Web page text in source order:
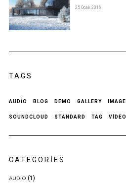
25 Ocak 2016
TAGS
AUDIO BLOG DEMO GALLERY IMAGE
SOUNDCLOUD STANDARD TAG VIDEO
CATEGORIES
AUDIO (1)